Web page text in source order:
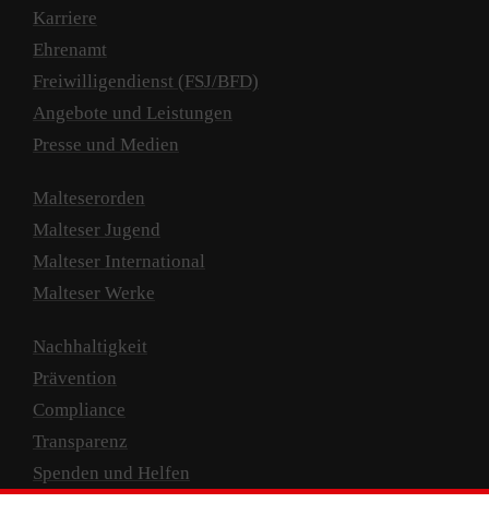
Karriere
Ehrenamt
Freiwilligendienst (FSJ/BFD)
Angebote und Leistungen
Presse und Medien
Malteserorden
Malteser Jugend
Malteser International
Malteser Werke
Nachhaltigkeit
Prävention
Compliance
Transparenz
Spenden und Helfen